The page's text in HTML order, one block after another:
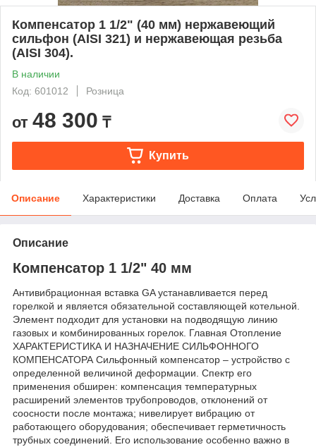
Компенсатор 1 1/2" (40 мм) нержавеющий
сильфон (AISI 321) и нержавеющая резьба
(AISI 304).
В наличии
Код: 601012
Розница
от 48 300 ₸
Купить
Описание Характеристики Доставка Оплата
Описание
Компенсатор 1 1/2" 40 мм
Антивибрационная вставка GA устанавливается перед
горелкой и является обязательной составляющей котельной.
Элемент подходит для установки на подводящую линию
газовых и комбинированных горелок. Главная Отопление
ХАРАКТЕРИСТИКА И НАЗНАЧЕНИЕ СИЛЬФОННОГО
КОМПЕНСАТОРА Сильфонный компенсатор – устройство с
определенной величиной деформации. Спектр его
применения обширен: компенсация температурных
расширений элементов трубопроводов, отклонений от
соосности после монтажа; нивелирует вибрацию от
работающего оборудования; обеспечивает герметичность
трубных соединений. Его использование особенно важно в